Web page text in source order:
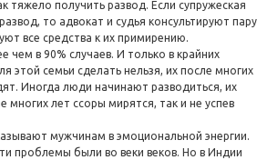
тяжело получить развод. Если супружеская
то адвокат и судья консультируют пару
все средства к их примирению.
чем в 90% случаев. И только в крайних
этой семьи сделать нельзя, их после многих
Иногда люди начинают разводиться, их
многих лет ссоры мирятся, так и не успев
мужчинам в эмоциональной энергии.
проблемы были во веки веков. Но в Индии